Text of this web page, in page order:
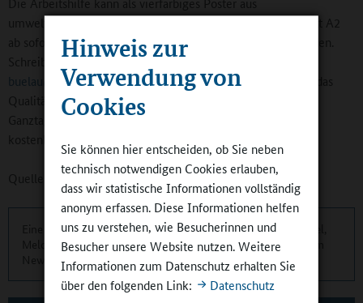
Hinweis zur
Verwendung von
Cookies
Sie können hier entscheiden, ob Sie neben
technisch notwendigen Cookies erlauben,
dass wir statistische Informationen vollständig
anonym erfassen. Diese Informationen helfen
uns zu verstehen, wie Besucherinnen und
Besucher unsere Website nutzen. Weitere
Informationen zum Datenschutz erhalten Sie
über den folgenden Link:
Datenschutz
umweltschonenden und nachhaltigen Materialien im Format A2
ab sofort beim Ganztagsschulverband Sachsen bestellt werden.
Schreiben Sie gerne eine Mail an
buelau@ganztagsschulverband.deDie Kosten können über das
Qualitätsbudget erstattet werden. Mitglieder des
Ganztagsschulverbands Sachsen erhalten die Arbeitshilfe
kostenlos.
Quelle: Ganztagsschulverband Sachsen
Eine übersichtliche Kurzinformation über die aktuellen Artikel,
Meldungen und Termine finden Sie zweimonatlich in unserem
Newsletter.
Hier können Sie sich anmelden